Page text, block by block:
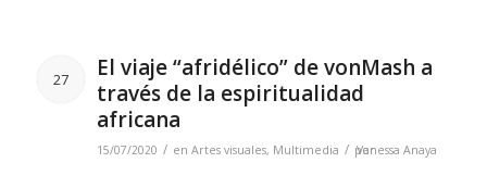
27
El viaje “afridélico” de vonMash a
través de la espiritualidad
africana
15/07/2020 / en Artes visuales, Multimedia / por
Vanessa Anaya